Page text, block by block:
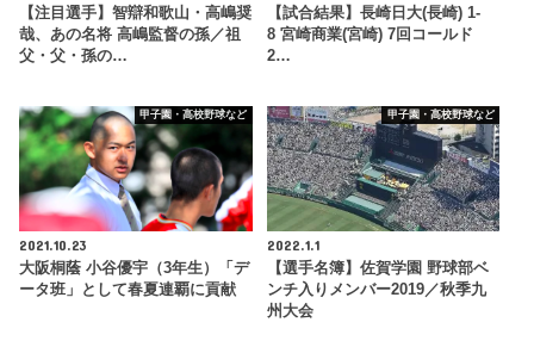
【注目選手】智辯和歌山・高嶋奨
哉、あの名将 高嶋監督の孫／祖
父・父・孫の…
【試合結果】長崎日大(長崎) 1-
8 宮崎商業(宮崎) 7回コールド
2…
甲子園・高校野球など
2021.10.23
大阪桐蔭 小谷優宇（3年生）「デ
ータ班」として春夏連覇に貢献
甲子園・高校野球など
2022.1.1
【選手名簿】佐賀学園 野球部ベ
ンチ入りメンバー2019／秋季九
州大会